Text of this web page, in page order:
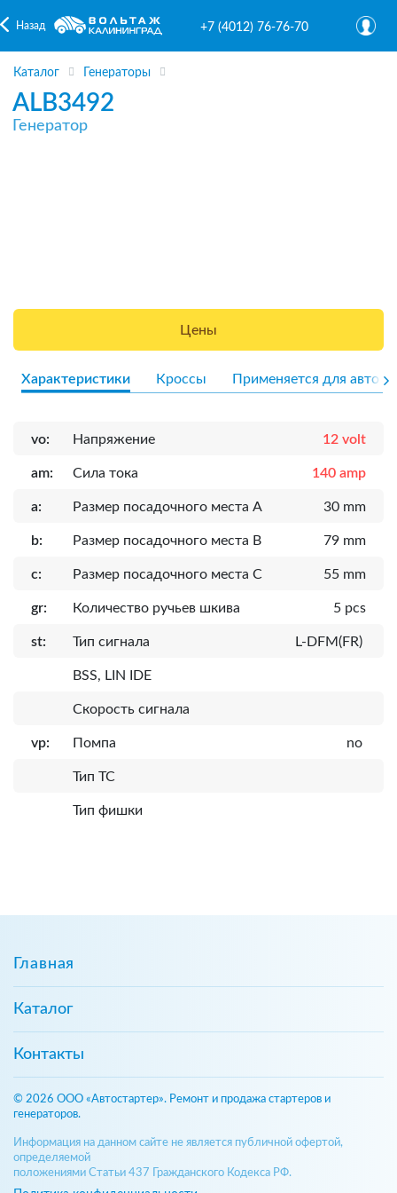
Назад +7 (4012) 76-76-70
Каталог Генераторы
ALB3492
Генератор
Цены
Характеристики Кроссы Применяется для авто
vo: Напряжение 12 volt
am: Сила тока 140 amp
a: Размер посадочного места A 30 mm
b: Размер посадочного места B 79 mm
c: Размер посадочного места C 55 mm
gr: Количество ручьев шкива 5 pcs
st: Тип сигнала L-DFM(FR)
BSS, LIN IDE
Скорость сигнала
vp: Помпа no
Тип ТС
Тип фишки
Главная
Каталог
Контакты
© 2026 ООО «Автостартер». Ремонт и продажа стартеров и
генераторов.
Информация на данном сайте не является публичной офертой,
определяемой
положениями Статьи 437 Гражданского Кодекса РФ.